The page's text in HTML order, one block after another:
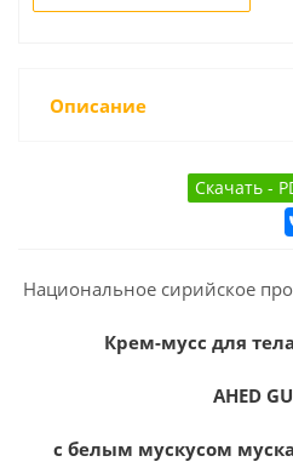
Описание
Национальное сирийское
Крем-мусс для
AHED
с белым мускусом